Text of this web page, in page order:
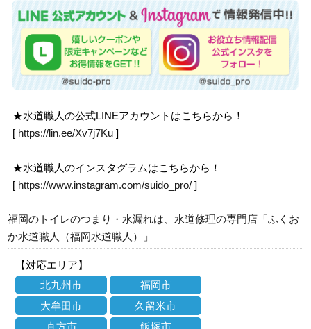
★水道職人の公式LINEアカウントはこちらから！
[ https://lin.ee/Xv7j7Ku ]
★水道職人のインスタグラムはこちらから！
[ https://www.instagram.com/suido_pro/ ]
福岡のトイレのつまり・水漏れは、水道修理の専門店「ふくお
か水道職人（福岡水道職人）」
【対応エリア】
北九州市
福岡市
大牟田市
久留米市
直方市
飯塚市